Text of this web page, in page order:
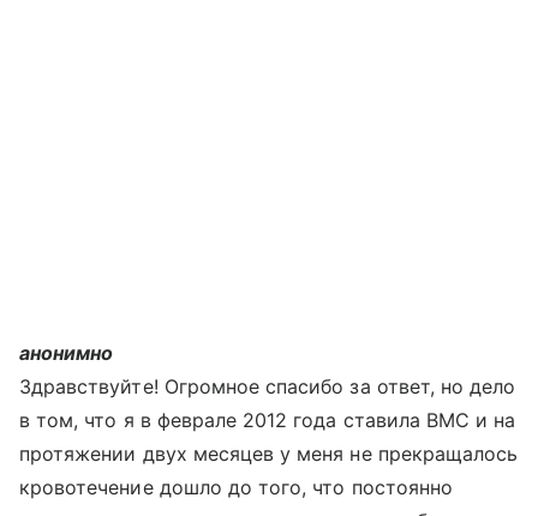
анонимно
Здравствуйте! Огромное спасибо за ответ, но дело
в том, что я в феврале 2012 года ставила ВМС и на
протяжении двух месяцев у меня не прекращалось
кровотечение дошло до того, что постоянно